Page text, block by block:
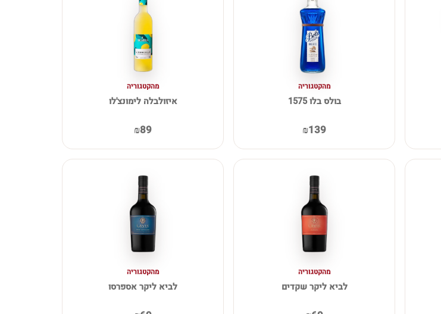
מהקטגוריה
בולס בלו 1575
₪139
מהקטגוריה
איזולבלה לימונצ'לו
₪89
מהקטגוריה
לביא ליקר שקדים
מהקטגוריה
לביא ליקר אספרסו